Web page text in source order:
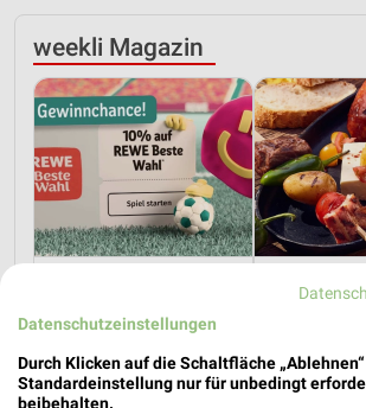
weekli Magazin
Datenschutzeinstellungen
Durch Klicken auf die Schaltfläche
Standardeinstellung nur für unbedingt
beibehalten.